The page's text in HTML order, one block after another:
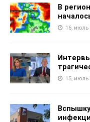
В
16, июль
15, июль